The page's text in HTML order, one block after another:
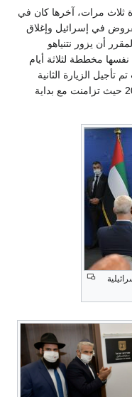
ثلاث مرات، آخرها كان في
المفروض في إسرائيل وإغلاق
أن يزور نتنياهو
مخططة لثلاثة أيام
الزيارة الثانية
والتي كانت مقررة في الأول من يناير 2021 حيث تزامنت مع بداية